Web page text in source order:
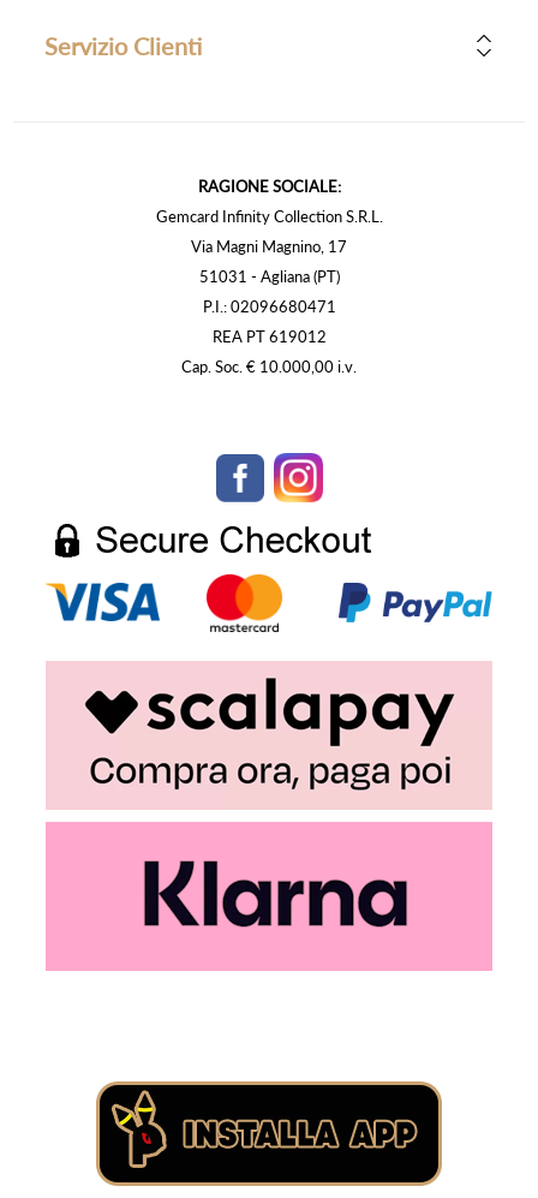
Servizio Clienti
RAGIONE SOCIALE:
Gemcard Infinity Collection S.R.L.
Via Magni Magnino, 17
51031 - Agliana (PT)
P.I.: 02096680471
REA PT 619012
Cap. Soc. € 10.000,00 i.v.